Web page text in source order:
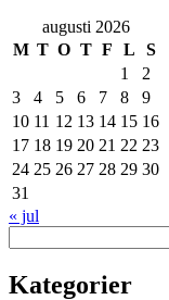
Sidopanel
augusti 2026
M T O T F L
S
1
2
3
4 5 6 7 8
9
10 11 12 13 14 15 16
17 18 19 20 21 22 23
24 25 26 27 28 29 30
31
« jul
Kategorier